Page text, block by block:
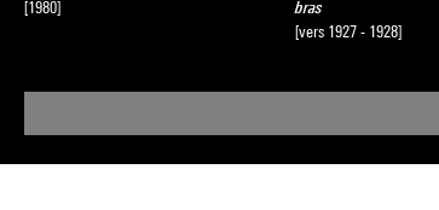
[1980]
bras
[vers 1927 - 1928]